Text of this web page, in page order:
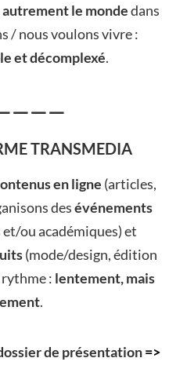
le mondedans
/ nous voulons vivre :
et décomplexé.
TRANSMEDIA
en ligne (articles,
desévénements
ou académiques) et
(mode/design, édition
: lentement, mais
.
de présentation=>